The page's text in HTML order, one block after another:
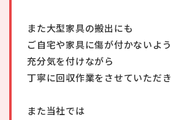
また大型家具の搬出にも
ご自宅や家具に傷が付かないよ
充分気を付けながら
丁寧に回収作業をさせていただき
また当社では